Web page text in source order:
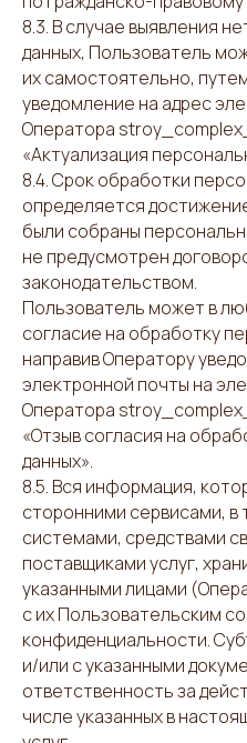
8.3. В случае выявления
данных, Пользователь
их самостоятельно,
уведомление на адрес
Оператора
«Актуализация
8.4. Срок обработки
определяется
были собраны
не предусмотрен
законодательством.
Пользователь может в
согласие на обработку
направив Оператору
электронной почты на
Оператора
«Отзыв согласия на
данных».
8.5. Вся информация,
сторонними сервисами,
системами, средствами
поставщиками услуг,
указанными лицами
с их Пользовательским
конфиденциальности.
и/или с указанными
ответственность за
числе указанных в